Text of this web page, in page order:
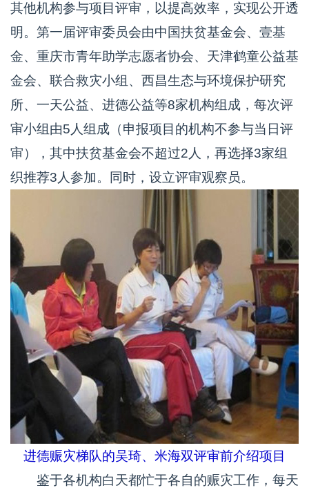
其他机构参与项目评审，以提高效率，实现公开透
明。第一届评审委员会由中国扶贫基金会、壹基
金、重庆市青年助学志愿者协会、天津鹤童公益基
金会、联合救灾小组、西昌生态与环境保护研究
所、一天公益、进德公益等8家机构组成，每次评
审小组由5人组成（申报项目的机构不参与当日评
审），其中扶贫基金会不超过2人，再选择3家组
织推荐3人参加。同时，设立评审观察员。
进德赈灾梯队的吴琦、米海双评审前介绍项目
鉴于各机构白天都忙于各自的赈灾工作，每天